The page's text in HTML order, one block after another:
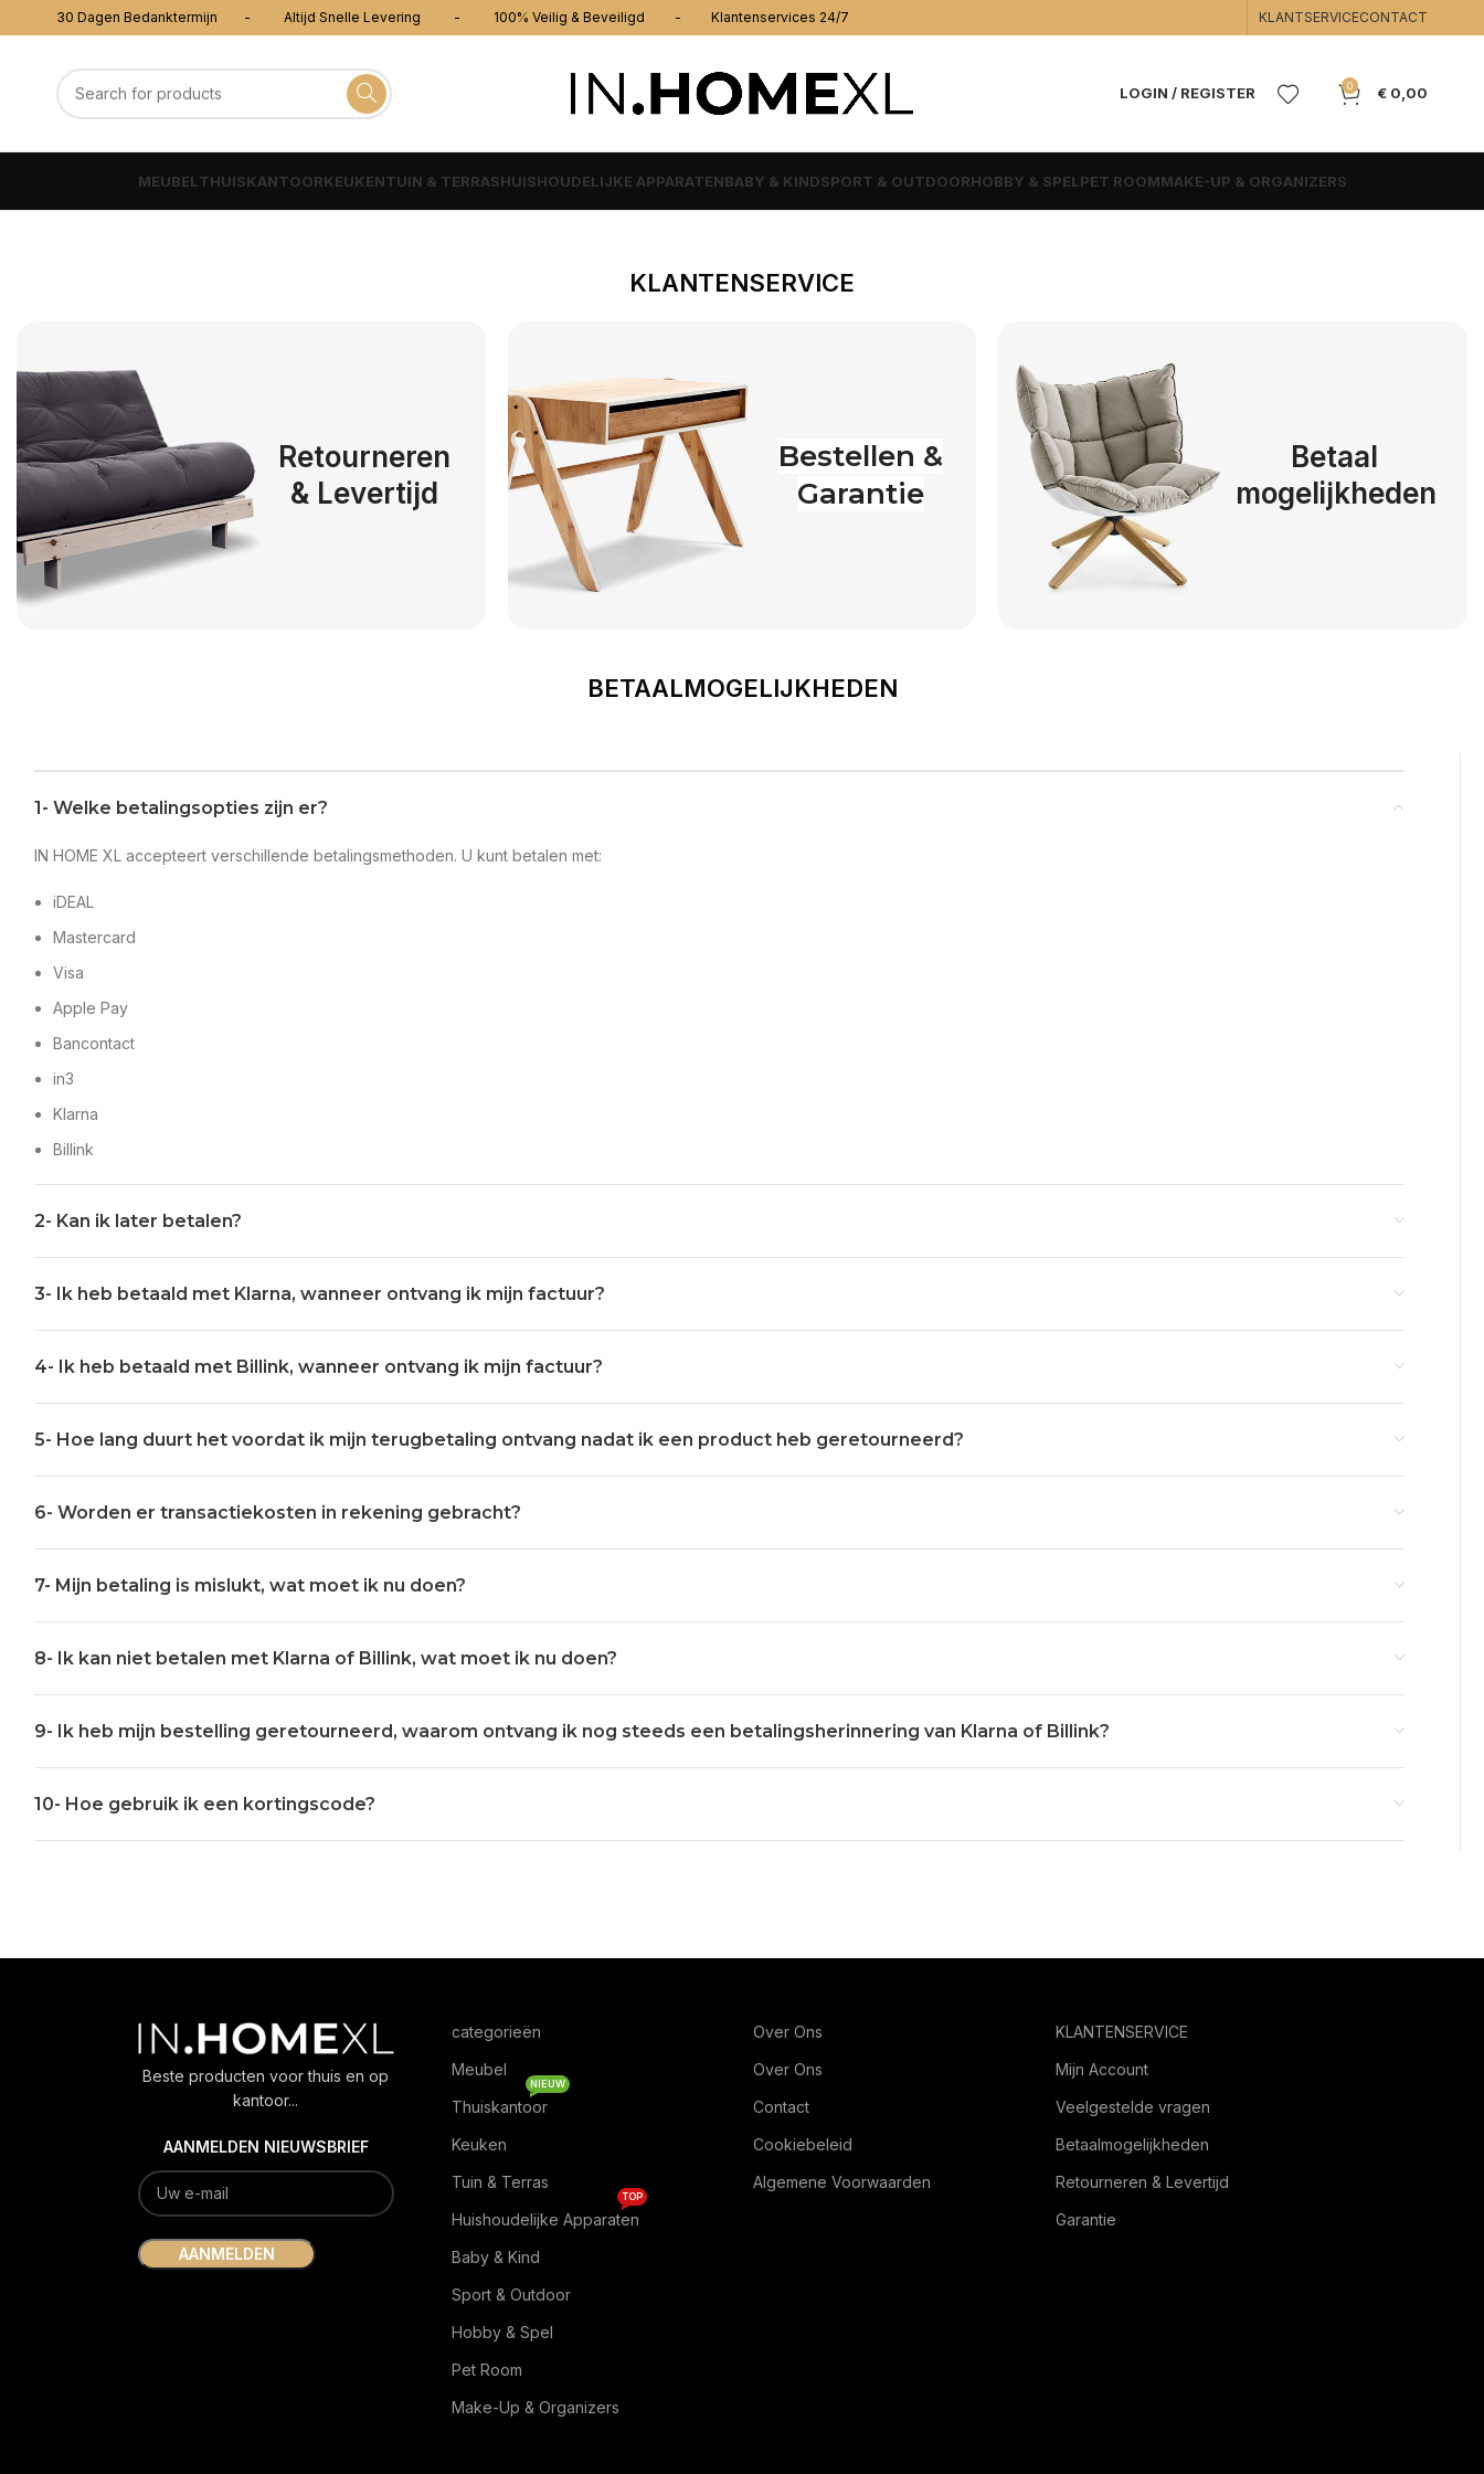
30 Dagen Bedanktermijn - Altijd Snelle Levering - 100% Veilig & Beveiligd - Klantenservices 24/7 KLANTSERVICECONTACT
LOGIN / REGISTER 0 € 0,00
MEUBEL THUISKANTOORKEUKENTUIN & TERRASHUISHOUDELIJKE APPARATENBABY & KINDSPORT & OUTDOORHOBBY & SPEL PET ROOMMAKE-UP & ORGANIZERS
KLANTENSERVICE
Retourneren
& Levertijd
Bestellen &
Garantie
Betaal
mogelijkheden
BETAALMOGELIJKHEDEN
1- Welke betalingsopties zijn er?
IN HOME XL accepteert verschillende betalingsmethoden. U kunt betalen met:
iDEAL
Mastercard
Visa
Apple Pay
Bancontact
in3
Klarna
Billink
2- Kan ik later betalen?
3- Ik heb betaald met Klarna, wanneer ontvang ik mijn factuur?
4- Ik heb betaald met Billink, wanneer ontvang ik mijn factuur?
5- Hoe lang duurt het voordat ik mijn terugbetaling ontvang nadat ik een product heb geretourneerd?
6- Worden er transactiekosten in rekening gebracht?
7- Mijn betaling is mislukt, wat moet ik nu doen?
8- Ik kan niet betalen met Klarna of Billink, wat moet ik nu doen?
9- Ik heb mijn bestelling geretourneerd, waarom ontvang ik nog steeds een betalingsherinnering van Klarna of Billink?
10- Hoe gebruik ik een kortingscode?
Beste producten voor thuis en op
kantoor...
AANMELDEN NIEUWSBRIEF
categorieën
Meubel
Thuiskantoor
NIEUW
Keuken
Tuin & Terras
Huishoudelijke Apparaten
TOP
Baby & Kind
Sport & Outdoor
Hobby & Spel
Pet Room
Make-Up & Organizers
Over Ons
Over Ons
Contact
Cookiebeleid
Algemene Voorwaarden
KLANTENSERVICE
Mijn Account
Veelgestelde vragen
Betaalmogelijkheden
Retourneren & Levertijd
Garantie